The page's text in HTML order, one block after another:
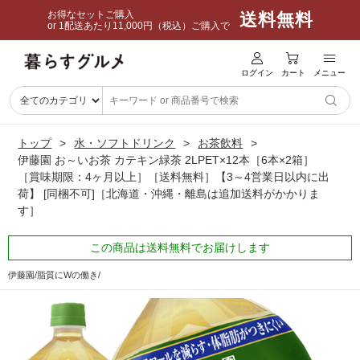
お得なセットご購入
or 1配送あたり11,000円（税込）ご購入で
送料無料
ログイン カート メニュー
トップ 水・ソフトドリンク
お茶飲料
伊藤園 お～いお茶 カテキン緑茶 2LPET×12本［6本×2箱］
［賞味期限：4ヶ月以上］［送料無料］【3～4営業日以内に出
荷】 [同梱不可]［北海道・沖縄・離島は追加送料がかかりま
す］
この商品は送料無料でお届けします
伊藤園/脂質にWの働き/